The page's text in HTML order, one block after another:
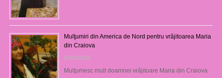
Mulţumiri din America de Nord pentru vrăjitoarea Maria
din Craiova
07/08/2026
Mulţumesc mult doamnei vrăjitoare Maria din Craiova